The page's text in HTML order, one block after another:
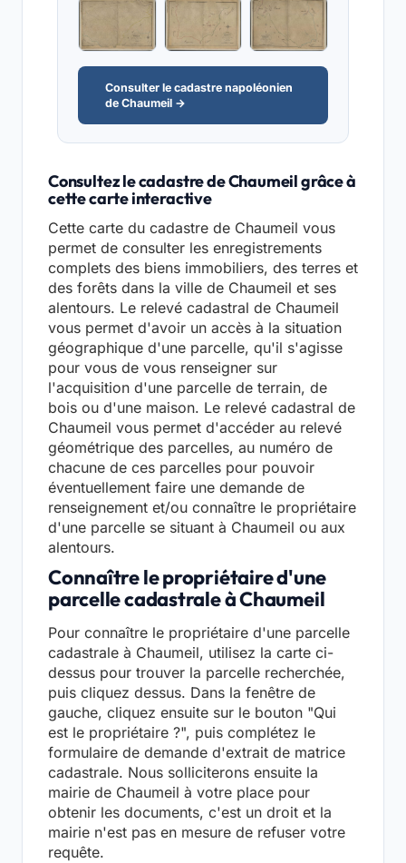
Consulter le cadastre napoléonien
de Chaumeil →
Consultez le cadastre de Chaumeil grâce à
cette carte interactive
Cette carte du cadastre de Chaumeil vous
permet de consulter les enregistrements
complets des biens immobiliers, des terres et
des forêts dans la ville de Chaumeil et ses
alentours. Le relevé cadastral de Chaumeil
vous permet d'avoir un accès à la situation
géographique d'une parcelle, qu'il s'agisse
pour vous de vous renseigner sur
l'acquisition d'une parcelle de terrain, de
bois ou d'une maison. Le relevé cadastral de
Chaumeil vous permet d'accéder au relevé
géométrique des parcelles, au numéro de
chacune de ces parcelles pour pouvoir
éventuellement faire une demande de
renseignement et/ou connaître le propriétaire
d'une parcelle se situant à Chaumeil ou aux
alentours.
Connaître le propriétaire d'une
parcelle cadastrale à Chaumeil
Pour connaître le propriétaire d'une parcelle
cadastrale à Chaumeil, utilisez la carte ci-
dessus pour trouver la parcelle recherchée,
puis cliquez dessus. Dans la fenêtre de
gauche, cliquez ensuite sur le bouton "Qui
est le propriétaire ?", puis complétez le
formulaire de demande d'extrait de matrice
cadastrale. Nous solliciterons ensuite la
mairie de Chaumeil à votre place pour
obtenir les documents, c'est un droit et la
mairie n'est pas en mesure de refuser votre
requête.